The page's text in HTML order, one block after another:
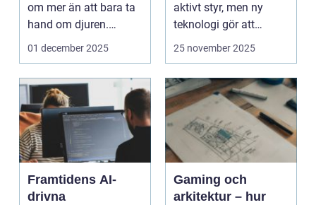
om mer än att bara ta
hand om djuren.
Administrativa ...
01 december 2025
aktivt styr, men ny
teknologi gör att
program ...
25 november 2025
Framtidens AI-
drivna
Gaming och
arkitektur – hur